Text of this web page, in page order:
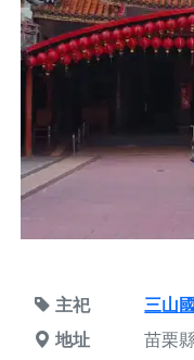
主祀
三山
地址
苗栗